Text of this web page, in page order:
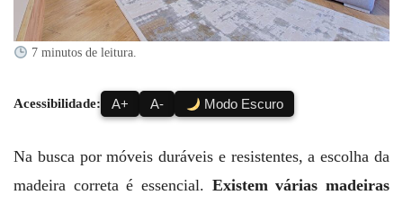
7 minutos de leitura.
Acessibilidade: A+ A- Modo Escuro
Na busca por móveis duráveis e resistentes, a escolha da
madeira correta é essencial. Existem várias madeiras